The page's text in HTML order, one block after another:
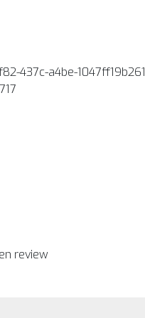
437c-a4be-1047ff19b261
review